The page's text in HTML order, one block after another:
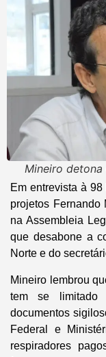
Mineiro detona
Em entrevista à
projetos
na Assembleia
que desabone a
Norte e do
Mineiro lembrou
tem se limitado
documentos
Federal e
respiradores